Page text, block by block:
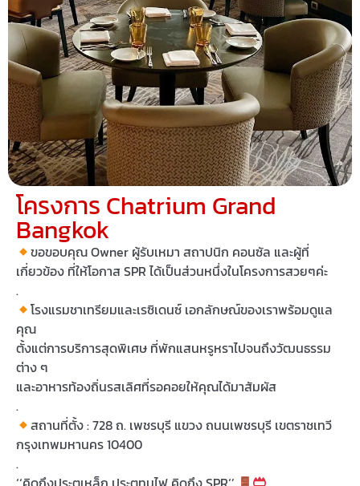
โครงการ Chatrium Grand
Bangkok
ขอขอบคุณ Owner ผู้รับเหมา สถาปนิก คอนซัล และผู้ที่
เกี่ยวข้อง ที่ให้โอกาส SPR ได้เป็นส่วนหนึ่งในโครงการสวยๆค่ะ
.
โรงแรมชาเทรียมและเรซิเดนซ์ เอกลักษณ์ของเราพร้อมดูแล
คุณ
ตั้งแต่การบริการสุดพิเศษ ที่พักแสนหรูหราไปจนถึงวัฒนธรรม
ต่าง ๆ
และอาหารท้องถิ่นรสเลิศที่รอคอยให้คุณได้มาสัมผัส
.
สถานที่ตั้ง : 728 ถ. เพชรบุรี แขวง ถนนเพชรบุรี เขตราชเทวี
กรุงเทพมหานคร 10400
.